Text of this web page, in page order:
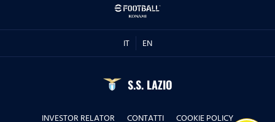
IT EN
S.S. LAZIO
INVESTOR RELATOR CONTATTI
COOKIE POLICY